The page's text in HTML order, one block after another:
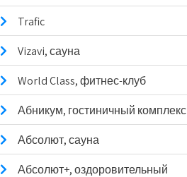
Trafic
Vizavi, сауна
World Class, фитнес-клуб
Абникум, гостиничный комплекс
Абсолют, сауна
Абсолют+, оздоровительный